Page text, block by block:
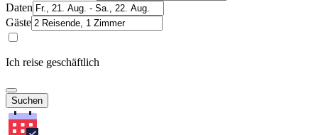
Daten
Gäste
Ich reise geschäftlich
Suchen